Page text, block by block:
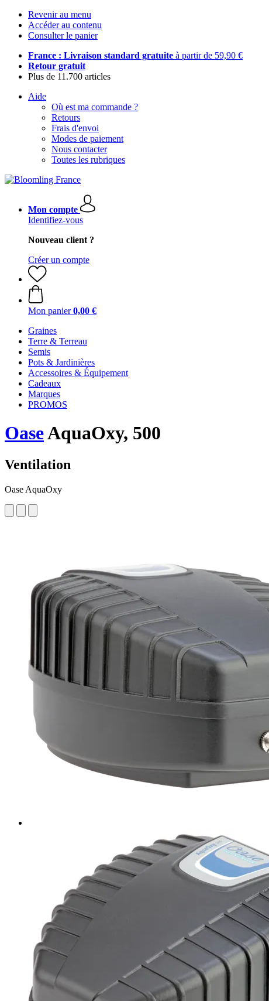
Revenir au menu
Accéder au contenu
Consulter le panier
France : Livraison standard gratuite à partir de 59,90 €
Retour gratuit
Plus de 11.700 articles
Aide
Où est ma commande ?
Retours
Frais d'envoi
Modes de paiement
Nous contacter
Toutes les rubriques
Mon compte
Identifiez-vous
Nouveau client ?
Créer un compte
Mon panier 0,00 €
Graines
Terre & Terreau
Semis
Pots & Jardinières
Accessoires & Équipement
Cadeaux
Marques
PROMOS
OaseAquaOxy, 500
Ventilation
Oase AquaOxy